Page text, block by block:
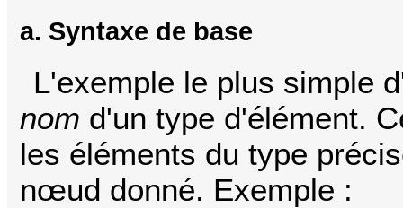
a. Syntaxe de base
L'exemple le plus simple
nom d'un type d'élément.
les éléments du type
nœud donné. Exemple :